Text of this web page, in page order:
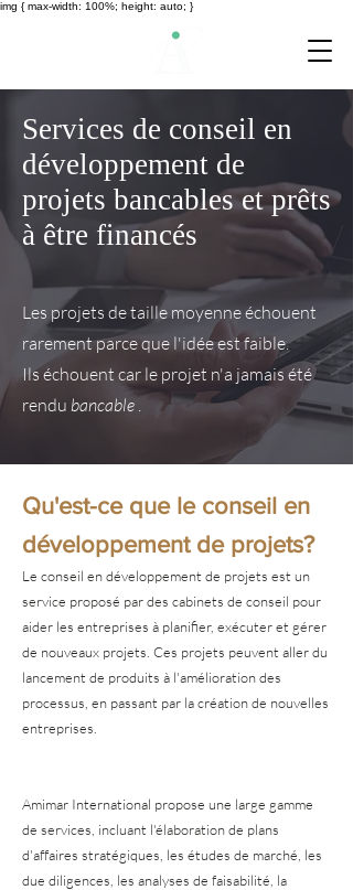
img { max-width: 100%; height: auto; }
Services de conseil en
développement de
projets bancables et prêts
à être financés
Les projets de taille moyenne échouent
rarement parce que l'idée est faible.
Ils échouent car le projet n'a jamais été
rendu bancable .
Qu'est-ce que le conseil en
développement de projets?
Le conseil en développement de projets est un
service proposé par des cabinets de conseil pour
aider les entreprises à planifier, exécuter et gérer
de nouveaux projets. Ces projets peuvent aller du
lancement de produits à l'amélioration des
processus, en passant par la création de nouvelles
entreprises.
Amimar International propose une large gamme
de services, incluant l'élaboration de plans
d'affaires stratégiques, les études de marché, les
due diligences, les analyses de faisabilité, la